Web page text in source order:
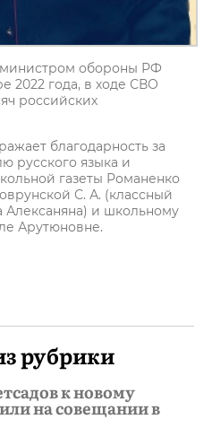
обороны РФ
2022 года, в ходе СВО
российских
благодарность за
русского языка и
газеты Романенко
С. А. (классный
и школьному
Арутюновне.
рубрики
к новому
на совещании в